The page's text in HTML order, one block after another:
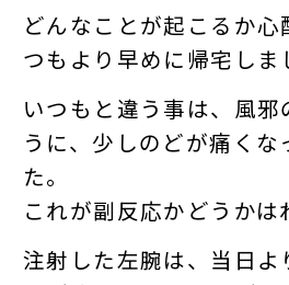
どんなことが起こるか心
つもより早めに帰宅しま
いつもと違う事は、風邪
うに、少しのどが痛くな
た。
これが副反応かどうかは
注射した左腕は、当日よ